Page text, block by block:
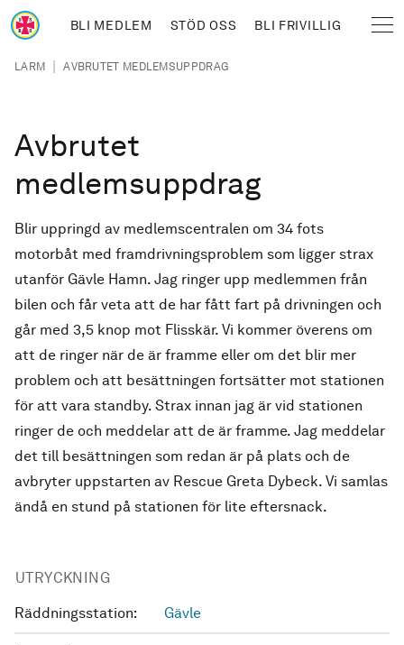
Hoppa till huvudinnehåll
BLI MEDLEM STÖD OSS BLI FRIVILLIG
Länkstig
LARM | AVBRUTET MEDLEMSUPPDRAG
Avbrutet
medlemsuppdrag
Blir uppringd av medlemscentralen om 34 fots
motorbåt med framdrivningsproblem som ligger strax
utanför Gävle Hamn. Jag ringer upp medlemmen från
bilen och får veta att de har fått fart på drivningen och
går med 3,5 knop mot Flisskär. Vi kommer överens om
att de ringer när de är framme eller om det blir mer
problem och att besättningen fortsätter mot stationen
för att vara standby. Strax innan jag är vid stationen
ringer de och meddelar att de är framme. Jag meddelar
det till besättningen som redan är på plats och de
avbryter uppstarten av Rescue Greta Dybeck. Vi samlas
ändå en stund på stationen för lite eftersnack.
UTRYCKNING
Räddningsstation: Gävle